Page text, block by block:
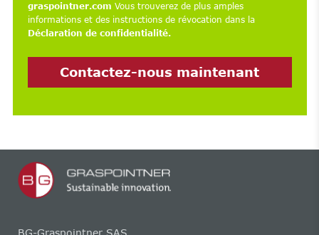
graspointner.com Vous trouverez de plus amples
informations et des instructions de révocation dans la
Déclaration de confidentialité.
Contactez-nous maintenant